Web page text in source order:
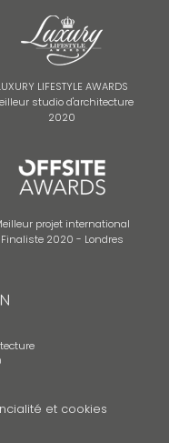
LIFESTYLE AWARDS
studio d'architecture
2020
projet international
Finaliste 2020 - Londres
et cookies